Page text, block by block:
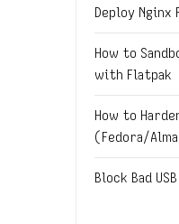
Deploy
How to
with Flatpak
How to
(Fedora/
Block Bad